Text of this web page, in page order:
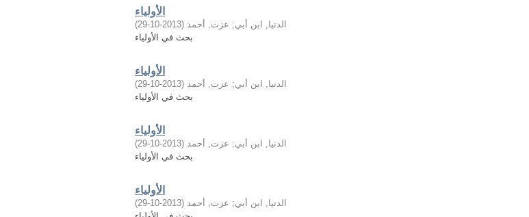
الأولياء
الدنيا, ابن أبي; عزت, أحمد (
2013-10-29
)
بحث في الأولياء
الأولياء
الدنيا, ابن أبي; عزت, أحمد (
2013-10-29
)
بحث في الأولياء
الأولياء
الدنيا, ابن أبي; عزت, أحمد (
2013-10-29
)
بحث في الأولياء
الأولياء
الدنيا, ابن أبي; عزت, أحمد (
2013-10-29
)